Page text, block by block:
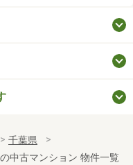
千葉県
中古マンション 物件一覧